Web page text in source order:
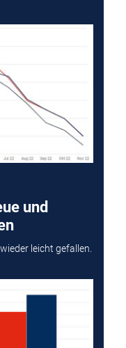
und
leicht gefallen.